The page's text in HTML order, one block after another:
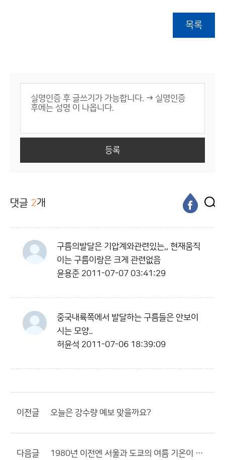
목록
등록
댓글 2개
구름의발달은 기압계와관련있는,, 현재움직
이는 구름이랑은 크게 관련없음
윤용준 2011-07-07 03:41:29
중국내륙쪽에서 발달하는 구름들은 안보이
시는 모양..
허윤석 2011-07-06 18:39:09
이전글 오늘은 강수량 예보 맞을까요?
다음글 1980년 이전엔 서울과 도쿄의 여름 기온이 비슷했는데